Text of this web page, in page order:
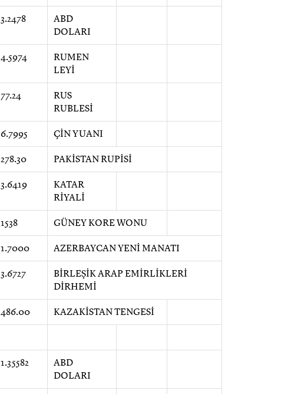
3.2478
ABD
DOLARI
4.5974
RUMEN
LEYİ
77.24
RUS
RUBLESİ
6.7995 ÇİN YUANI
278.30 PAKİSTAN RUPİSİ
3.6419
KATAR
RİYALİ
1538 GÜNEY KORE WONU
1.7000 AZERBAYCAN YENİ MANATI
3.6727
BİRLEŞİK ARAP EMİRLİKLERİ
DİRHEMİ
486.00 KAZAKİSTAN TENGESİ
1.35582
ABD
DOLARI